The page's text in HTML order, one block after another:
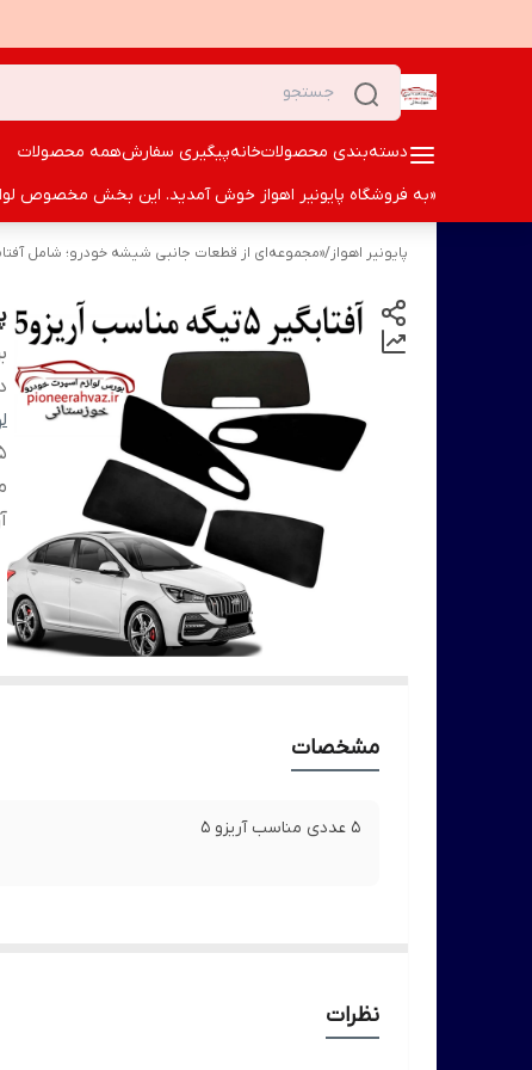
دسته‌بندی محصولاتخانهپیگیری سفارشهمه محصولات
«به فروشگاه پایونیر اهواز خوش آمدید. این بخش مخصوص
پایونیر اهواز/«مجموعه‌ای از قطعات جانبی شیشه خودرو؛ شامل
مشخصات
5 عددی مناسب آریزو 5
نظرات